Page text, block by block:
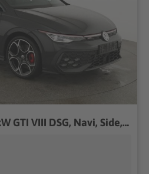
VW Golf 2.0 TSI 195 kW GTI VIII DSG, Navi, Side, Matrix, Kamera, Winter, 19-Zoll 195kW (265PS), Automatik, Frontantrieb